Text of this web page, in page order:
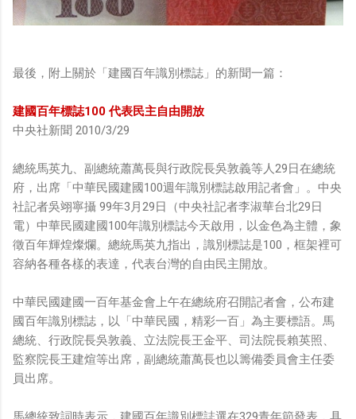
最後，附上關於「建國百年識別標誌」的新聞一篇：
建國百年標誌100 代表民主自由開放
中央社新聞 2010/3/29
總統馬英九、副總統蕭萬長與行政院長吳敦義等人29日在總統
府，出席「中華民國建國100週年識別標誌啟用記者會」。中央
社記者吳翊寧攝 99年3月29日（中央社記者李淑華台北29日
電）中華民國建國100年識別標誌今天啟用，以金色為主體，象
徵百年輝煌燦爛。總統馬英九指出，識別標誌是100，框架裡可
容納各種各樣的表達，代表台灣的自由民主開放。
中華民國建國一百年基金會上午在總統府召開記者會，公布建
國百年識別標誌，以「中華民國，精彩一百」為主要標語。馬
總統、行政院長吳敦義、立法院長王金平、司法院長賴英照、
監察院長王建煊等出席，副總統蕭萬長也以籌備委員會主任委
員出席。